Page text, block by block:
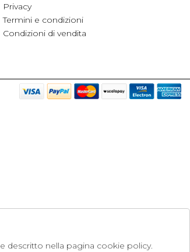
Privacy
Termini e condizioni
Condizioni di vendita
descritto nella pagina cookie policy.